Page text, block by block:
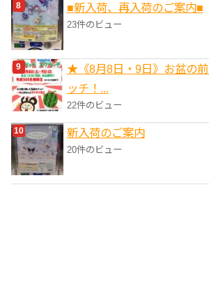
■新入荷、再入荷のご案内■
23件のビュー
★《8月8日・9日》お盆の
ッチ！...
22件のビュー
新入荷のご案内
20件のビュー